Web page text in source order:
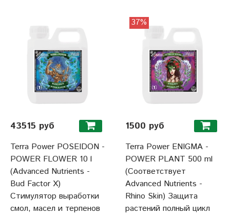
43515 руб
Terra Power POSEIDON -
POWER FLOWER 10 l
(Advanced Nutrients -
Bud Factor Х)
Стимулятор выработки
смол, масел и терпенов
37%
1500 руб
Terra Power ENIGMA -
POWER PLANT 500 ml
(Соответствует
Advanced Nutrients -
Rhino Skin) Защита
растений полный цикл